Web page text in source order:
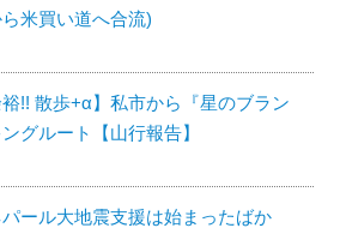
米買い道へ合流)
裕!! 散歩+α】私市から『星のブラン
グルート【山行報告】
パール大地震支援は始まったばか